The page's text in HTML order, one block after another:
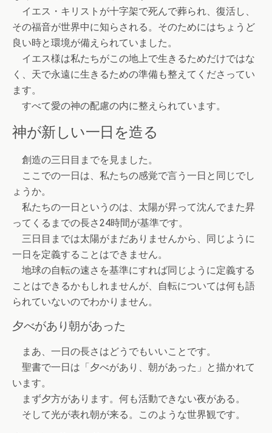
イエス・キリストが十字架で死んで葬られ、復活し、
その福音が世界中に知らされる。そのためにはちょうど
良い時と環境が備えられていました。
イエス様は私たちがこの地上で生きるためだけではな
く、天で永遠に生きるための準備も整えてくださってい
ます。
すべて愛の神の配慮の内に整えられています。
神が新しい一日を造る
創造の三日目までを見ました。
ここでの一日は、私たちの感覚で言う一日と同じでし
ょうか。
私たちの一日というのは、太陽が昇って沈んでまた昇
ってくるまでの長さ24時間が基準です。
三日目までは太陽がまだありませんから、同じように
一日を定義することはできません。
地球の自転の速さを基準にすれば同じように定義する
ことはできるかもしれませんが、自転については何も語
られていないのでわかりません。
夕べがあり朝があった
まあ、一日の長さはどうでもいいことです。
聖書で一日は「夕べがあり、朝があった」と描かれて
います。
まず夕方があります。何も活動できない夜がある。
そして光が表れ朝が来る。このような世界観です。